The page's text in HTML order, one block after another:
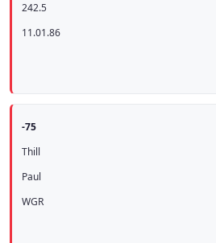
242.5
11.01.86
-75
Thill
Paul
WGR